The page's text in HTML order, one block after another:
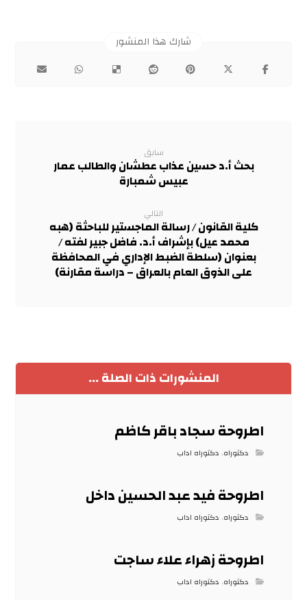
سابق
بحث أ.د حسين عذاب عطشان والطالب عمار
عبيس شمبارة
التالي
كلية القانون / رسالة الماجستير للباحثة (هبه
محمد عيل) بإشراف أ.د. فاضل جبير لفته /
بعنوان (سلطة الضبط الإداري في المحافظة
على الذوق العام بالعراق – دراسة مقارنة)
المنشورات ذات الصلة ...
اطروحة سجاد باقر كاظم
دكتوراه, دكتوراه اداب
اطروحة فيد عبد الحسين داخل
دكتوراه, دكتوراه اداب
اطروحة زهراء علاء ساجت
دكتوراه, دكتوراه اداب